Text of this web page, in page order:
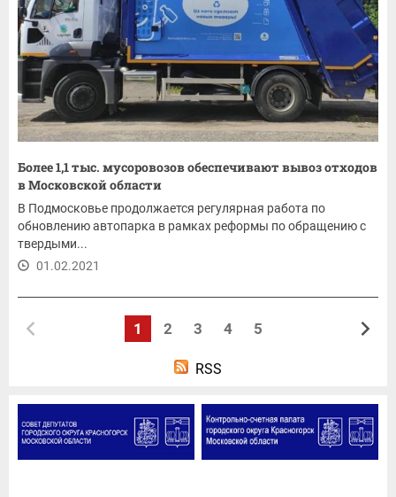
Более 1,1 тыс. мусоровозов обеспечивают вывоз отходов
в Московской области
В Подмосковье продолжается регулярная работа по
обновлению автопарка в рамках реформы по обращению с
твердыми...
01.02.2021
1 2 3 4 5
RSS